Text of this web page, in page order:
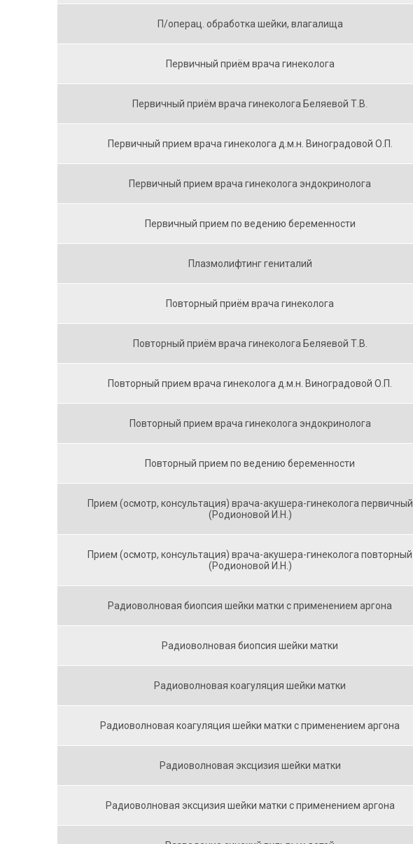
П/операц. обработка шейки, влагалища
Первичный приём врача гинеколога
Первичный приём врача гинеколога Беляевой Т.В.
Первичный прием врача гинеколога д.м.н. Виноградовой О.П.
Первичный прием врача гинеколога эндокринолога
Первичный прием по ведению беременности
Плазмолифтинг гениталий
Повторный приём врача гинеколога
Повторный приём врача гинеколога Беляевой Т.В.
Повторный прием врача гинеколога д.м.н. Виноградовой О.П.
Повторный прием врача гинеколога эндокринолога
Повторный прием по ведению беременности
Прием (осмотр, консультация) врача-акушера-гинеколога первичный
(Родионовой И.Н.)
Прием (осмотр, консультация) врача-акушера-гинеколога повторный
(Родионовой И.Н.)
Радиоволновая биопсия шейки матки с применением аргона
Радиоволновая биопсия шейки матки
Радиоволновая коагуляция шейки матки
Радиоволновая коагуляция шейки матки с применением аргона
Радиоволновая эксцизия шейки матки
Радиоволновая эксцизия шейки матки с применением аргона